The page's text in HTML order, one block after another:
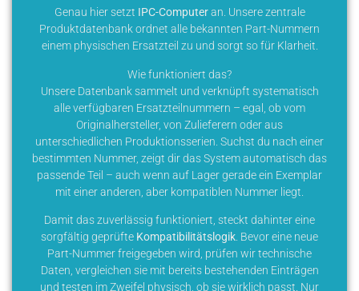
Genau hier setzt IPC-Computeran. Unsere zentrale
Produktdatenbank ordnet alle bekannten Part-Nummern
einem physischen Ersatzteil zu und sorgt so für Klarheit.
Wie funktioniert das?
Unsere Datenbank sammelt und verknüpft systematisch
alle verfügbaren Ersatzteilnummern – egal, ob vom
Originalhersteller, von Zulieferern oder aus
unterschiedlichen Produktionsserien. Suchst du nach einer
bestimmten Nummer, zeigt dir das System automatisch das
passende Teil – auch wenn auf Lager gerade ein Exemplar
mit einer anderen, aber kompatiblen Nummer liegt.
Damit das zuverlässig funktioniert, steckt dahinter eine
sorgfältig geprüfte Kompatibilitätslogik . Bevor eine neue
Part-Nummer freigegeben wird, prüfen wir technische
Daten, vergleichen sie mit bereits bestehenden Einträgen
und testen im Zweifel physisch, ob sie wirklich passt. Nur